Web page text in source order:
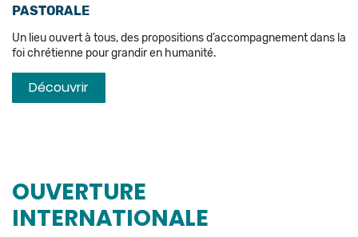
PASTORALE
Un lieu ouvert à tous, des propositions d’accompagnement dans la
foi chrétienne pour grandir en humanité.
Découvrir
OUVERTURE
INTERNATIONALE